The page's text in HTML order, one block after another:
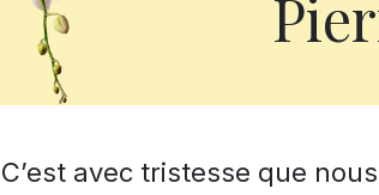
C’est avec tristesse que